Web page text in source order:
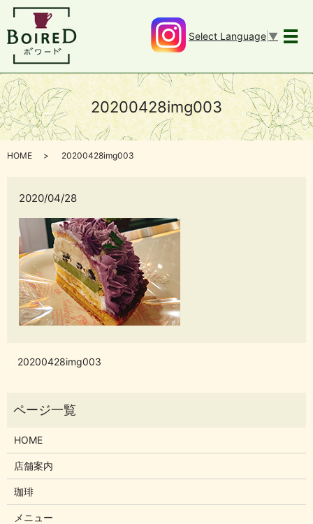
メ
Select Language ▼
20200428img003
HOME 20200428img003
2020/04/28
20200428img003
HOME
店舗案内
珈琲
メニュー